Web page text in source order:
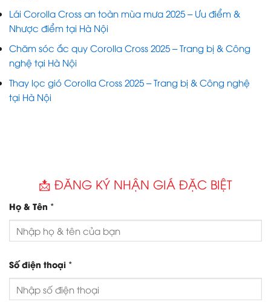
Lái Corolla Cross an toàn mùa mưa 2025 – Ưu điểm &
Nhược điểm tại Hà Nội
Chăm sóc ắc quy Corolla Cross 2025 – Trang bị & Công
nghệ tại Hà Nội
Thay lọc gió Corolla Cross 2025 – Trang bị & Công nghệ
tại Hà Nội
📩 ĐĂNG KÝ NHẬN GIÁ ĐẶC BIỆT
Họ & Tên *
Số điện thoại *